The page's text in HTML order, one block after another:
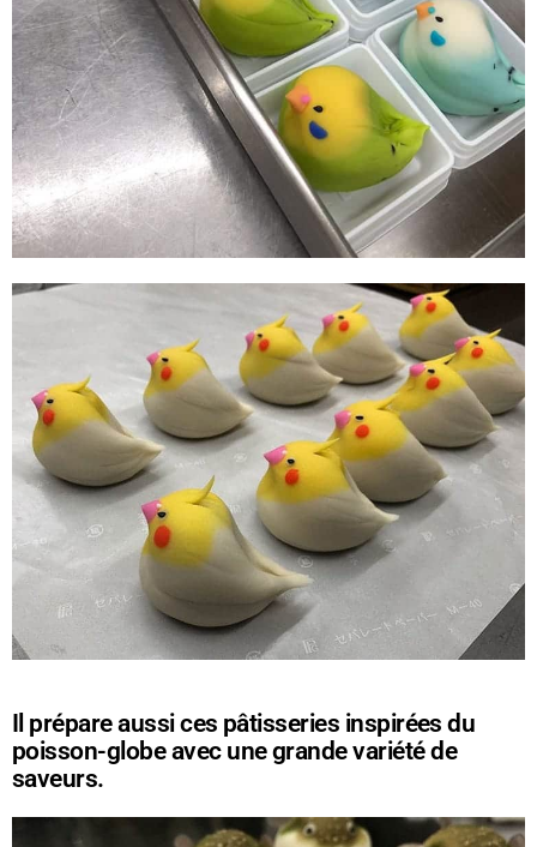
Il prépare aussi ces pâtisseries inspirées du
poisson-globe avec une grande variété de
saveurs.